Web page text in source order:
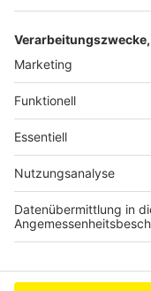
Tigermücke
VRS erhöht
Anzeige
Anzeige